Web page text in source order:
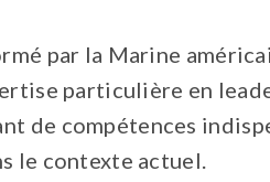
par la Marine
particulière en
de compétences
le contexte actuel.